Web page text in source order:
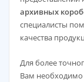
архивных
специалисты
качества
Для более
Вам необходимо